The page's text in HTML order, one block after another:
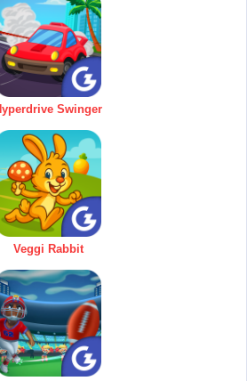
Swinger
Veggi Rabbit